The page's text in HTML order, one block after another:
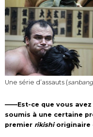
Une série d’assauts (
——Est-ce que vous avez
soumis à une certaine
premier rikishioriginaire